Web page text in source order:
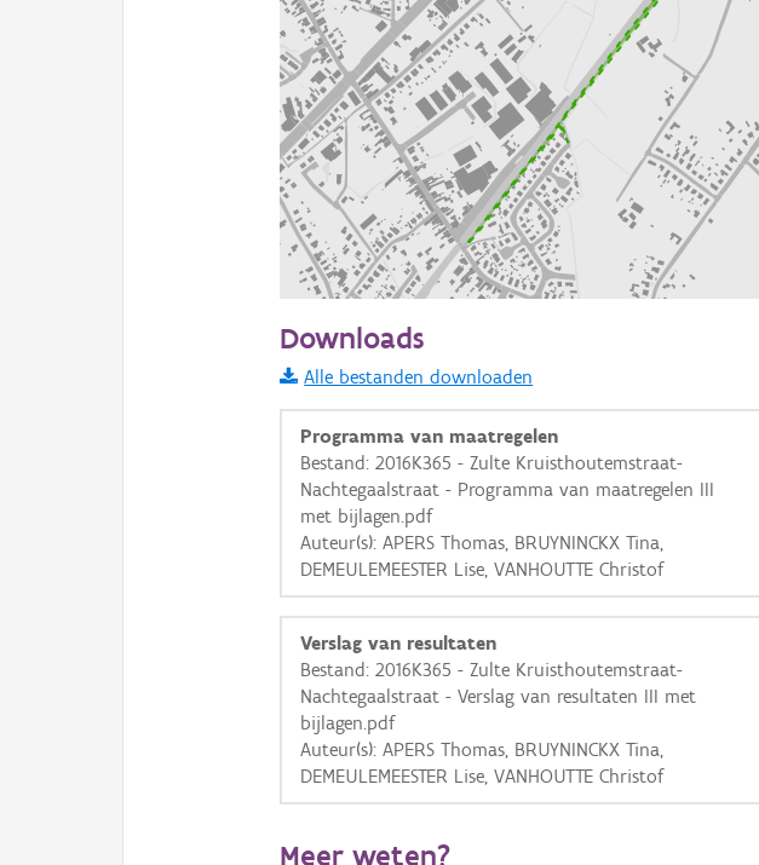
Informatie Vlaanderen
i
+ −
Basis Lagen
OSM-Basiskaart
Ortho
GRB-Basiskaart
GRB-Basiskaart in grijswaarden
Downloads
Alle bestanden downloaden
Programma van maatregelen
Bestand: 2016K365 - Zulte Kruisthoutemstraat-
Nachtegaalstraat - Programma van maatregelen III
met bijlagen.pdf
Auteur(s): APERS Thomas, BRUYNINCKX Tina,
DEMEULEMEESTER Lise, VANHOUTTE Christof
Verslag van resultaten
Bestand: 2016K365 - Zulte Kruisthoutemstraat-
Nachtegaalstraat - Verslag van resultaten III met
bijlagen.pdf
Auteur(s): APERS Thomas, BRUYNINCKX Tina,
DEMEULEMEESTER Lise, VANHOUTTE Christof
Meer weten?